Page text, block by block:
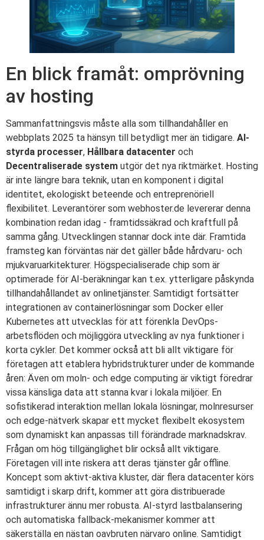
En blick framåt: omprövning
av hosting
Sammanfattningsvis måste alla som tillhandahåller en
webbplats 2025 ta hänsyn till betydligt mer än tidigare. AI-
styrda processer, Hållbara datacenter och
Decentraliserade system utgör det nya riktmärket. Hosting
är inte längre bara teknik, utan en komponent i digital
identitet, ekologiskt beteende och entreprenöriell
flexibilitet. Leverantörer som webhoster.de levererar denna
kombination redan idag - framtidssäkrad och kraftfull på
samma gång. Utvecklingen stannar dock inte där. Framtida
framsteg kan förväntas när det gäller både hårdvaru- och
mjukvaruarkitekturer. Högspecialiserade chip som är
optimerade för AI-beräkningar kan t.ex. ytterligare påskynda
tillhandahållandet av onlinetjänster. Samtidigt fortsätter
integrationen av containerlösningar som Docker eller
Kubernetes att utvecklas för att förenkla DevOps-
arbetsflöden och möjliggöra utveckling av nya funktioner i
korta cykler. Det kommer också att bli allt viktigare för
företagen att etablera hybridstrukturer under de kommande
åren: Även om moln- och edge computing är viktigt föredrar
vissa känsliga data att stanna kvar i lokala miljöer. En
sofistikerad interaktion mellan lokala lösningar, molnresurser
och edge-nätverk skapar ett mycket flexibelt ekosystem
som dynamiskt kan anpassas till förändrade marknadskrav.
Frågan om hög tillgänglighet blir också allt viktigare.
Företagen vill inte riskera att deras tjänster går offline.
Koncept som aktivt-aktiva kluster, där flera datacenter körs
samtidigt i skarp drift, kommer att göra distribuerade
infrastrukturer ännu mer robusta. AI-styrd lastbalansering
och automatiska fallback-mekanismer kommer att
säkerställa en nästan oavbruten närvaro online. Samtidigt